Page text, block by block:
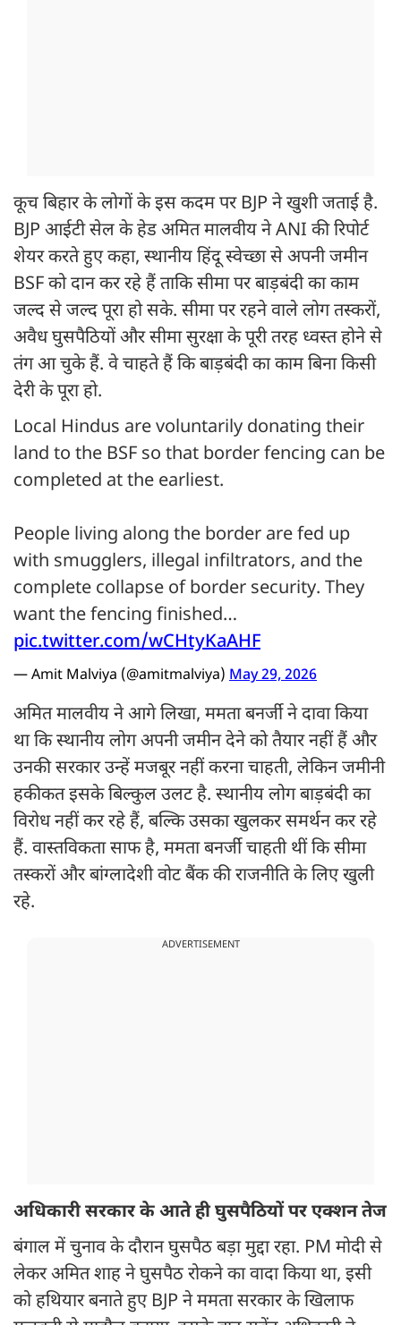
कूच बिहार के लोगों के इस कदम पर BJP ने खुशी जताई है.
BJP आईटी सेल के हेड अमित मालवीय ने ANI की रिपोर्ट
शेयर करते हुए कहा, स्थानीय हिंदू स्वेच्छा से अपनी जमीन
BSF को दान कर रहे हैं ताकि सीमा पर बाड़बंदी का काम
जल्द से जल्द पूरा हो सके. सीमा पर रहने वाले लोग तस्करों,
अवैध घुसपैठियों और सीमा सुरक्षा के पूरी तरह ध्वस्त होने से
तंग आ चुके हैं. वे चाहते हैं कि बाड़बंदी का काम बिना किसी
देरी के पूरा हो.
Local Hindus are voluntarily donating their
land to the BSF so that border fencing can be
completed at the earliest.
People living along the border are fed up
with smugglers, illegal infiltrators, and the
complete collapse of border security. They
want the fencing finished…
pic.twitter.com/wCHtyKaAHF
— Amit Malviya (@amitmalviya) May 29, 2026
अमित मालवीय ने आगे लिखा, ममता बनर्जी ने दावा किया
था कि स्थानीय लोग अपनी जमीन देने को तैयार नहीं हैं और
उनकी सरकार उन्हें मजबूर नहीं करना चाहती, लेकिन जमीनी
हकीकत इसके बिल्कुल उलट है. स्थानीय लोग बाड़बंदी का
विरोध नहीं कर रहे हैं, बल्कि उसका खुलकर समर्थन कर रहे
हैं. वास्तविकता साफ है, ममता बनर्जी चाहती थीं कि सीमा
तस्करों और बांग्लादेशी वोट बैंक की राजनीति के लिए खुली
रहे.
ADVERTISEMENT
अधिकारी सरकार के आते ही घुसपैठियों पर एक्शन तेज
बंगाल में चुनाव के दौरान घुसपैठ बड़ा मुद्दा रहा. PM मोदी से
लेकर अमित शाह ने घुसपैठ रोकने का वादा किया था, इसी
को हथियार बनाते हुए BJP ने ममता सरकार के खिलाफ